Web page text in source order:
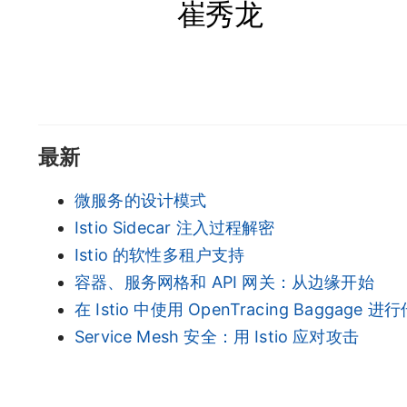
崔秀龙
最新
微服务的设计模式
Istio Sidecar 注入过程解密
Istio 的软性多租户支持
容器、服务网格和 API 网关：从边缘开始
在 Istio 中使用 OpenTracing Baggage 进行
Service Mesh 安全：用 Istio 应对攻击